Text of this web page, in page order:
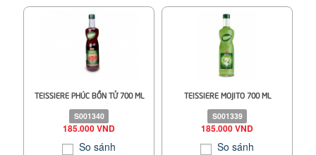
TEISSIERE PHÚC BỒN TỬ 700 ML
S001340
185.000 VND
So sánh
TEISSIERE MOJITO 700 ML
S001339
185.000 VND
So sánh